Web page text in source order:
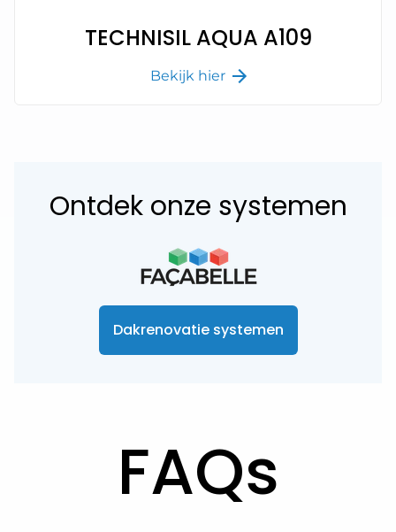
TECHNISIL AQUA A109
Bekijk hier
Ontdek onze systemen
Dakrenovatie systemen
FAQs